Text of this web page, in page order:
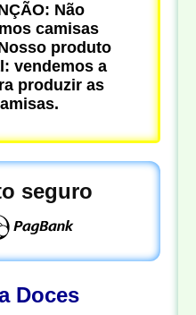
Não
camisas
produto
vendemos a
produzir as
seguro
Doces